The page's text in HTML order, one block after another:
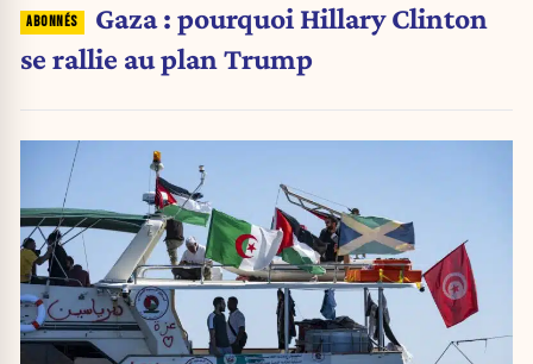
Gaza : pourquoi Hillary Clinton
se rallie au plan Trump